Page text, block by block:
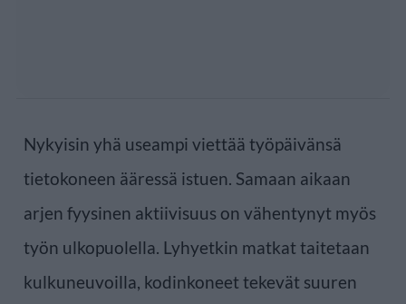
Nykyisin yhä useampi viettää työpäivänsä
tietokoneen ääressä istuen. Samaan aikaan
arjen fyysinen aktiivisuus on vähentynyt myös
työn ulkopuolella. Lyhyetkin matkat taitetaan
kulkuneuvoilla, kodinkoneet tekevät suuren